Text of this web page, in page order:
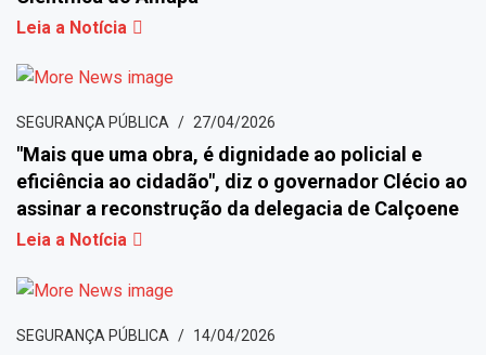
Leia a Notícia
SEGURANÇA PÚBLICA 27/04/2026
"Mais que uma obra, é dignidade ao policial e
eficiência ao cidadão", diz o governador Clécio ao
assinar a reconstrução da delegacia de Calçoene
Leia a Notícia
SEGURANÇA PÚBLICA 14/04/2026